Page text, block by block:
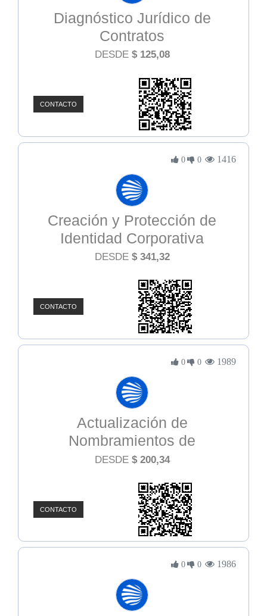
Diagnóstico Jurídico de
Contratos
DESDE $ 125,08
CONTACTO
0 0 1416
Creación y Protección de
Identidad Corporativa
DESDE $ 341,32
CONTACTO
0 0 1989
Actualización de
Nombramientos de
Administradores
DESDE $ 200,34
CONTACTO
0 0 1986